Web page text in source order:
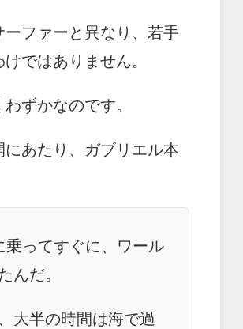
ファーと異なり、若手
ではありません。
ずかなのです。
あたり、ガブリエル本
ってすぐに、ワール
んだ。
大半の時間は海で過